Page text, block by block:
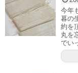
今年
暮の
約を
丸を
でい